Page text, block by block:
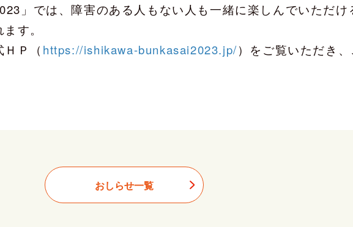
」では、障害のある人もない人も一緒に楽しんでいただけ
す。
Ｐ（ https://ishikawa-bunkasai2023.jp/）をご覧いただき
おしらせ一覧